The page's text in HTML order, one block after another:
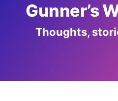
Gunner’s
Thoughts,